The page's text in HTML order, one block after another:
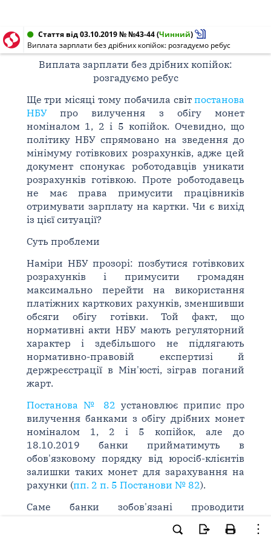
Стаття від 03.10.2019 № №43-44(Чинний)
Виплата зарплати без дрібних копійок: розгадуємо ребус
Виплата зарплати без дрібних копійок:
розгадуємо ребус
Ще три місяці тому побачила світпостанова
НБУпро вилучення з обігу монет
номіналом 1, 2 і 5 копійок. Очевидно, що
політику НБУ спрямовано на зведення до
мінімуму готівкових розрахунків, адже цей
документ спонукає роботодавців уникати
розрахунків готівкою. Проте роботодавець
не має права примусити працівників
отримувати зарплату на картки. Чи є вихід
із цієї ситуації?
Суть проблеми
Наміри НБУ прозорі: позбутися готівкових
розрахунків і примусити громадян
максимально перейти на використання
платіжних карткових рахунків, зменшивши
обсяги обігу готівки. Той факт, що
нормативні акти НБУ мають регуляторний
характер і здебільшого не підлягають
нормативно-правовій експертизі й
держреєстрації в Мін'юсті, зіграв поганий
жарт.
Постанова № 82 установлює припис про
вилучення банками з обігу дрібних монет
номіналом 1, 2 і 5 копійок, але до
18.10.2019 банки прийматимуть в
обов'язковому порядку від юросіб-клієнтів
залишки таких монет для зарахування на
рахунки (пп. 2 п. 5 Постанови № 82).
Саме банки зобов'язані проводити
п. 4 Постанови